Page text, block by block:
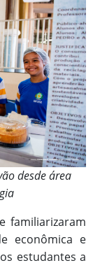
desde área
familiarizaram
econômica e
estudantes a